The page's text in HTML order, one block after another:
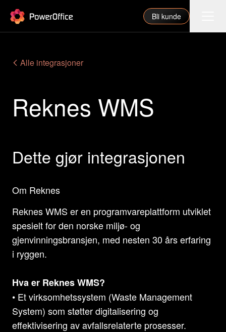
PowerOffice Bli kunde
Funksjoner
Priser
Våre partnere
Om oss
Support
Logg inn
Alle integrasjoner
Reknes WMS
Dette gjør integrasjonen
Om Reknes
Reknes WMS er en programvareplattform utviklet
spesielt for den norske miljø- og
gjenvinningsbransjen, med nesten 30 års erfaring
i ryggen.
Hva er Reknes WMS?
• Et virksomhetssystem (Waste Management
System) som støtter digitalisering og
effektivisering av avfallsrelaterte prosesser.